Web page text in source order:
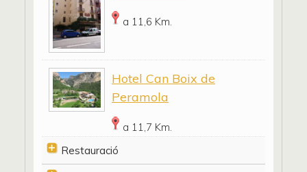
a 11,6 Km.
Hotel Can Boix de
Peramola
a 11,7 Km.
Restauració